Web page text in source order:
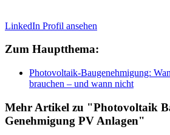
LinkedIn Profil ansehen
Zum Hauptthema:
Photovoltaik-Baugenehmigung:
brauchen – und wann nicht
Mehr Artikel zu "Photovoltaik
Genehmigung PV Anlagen"